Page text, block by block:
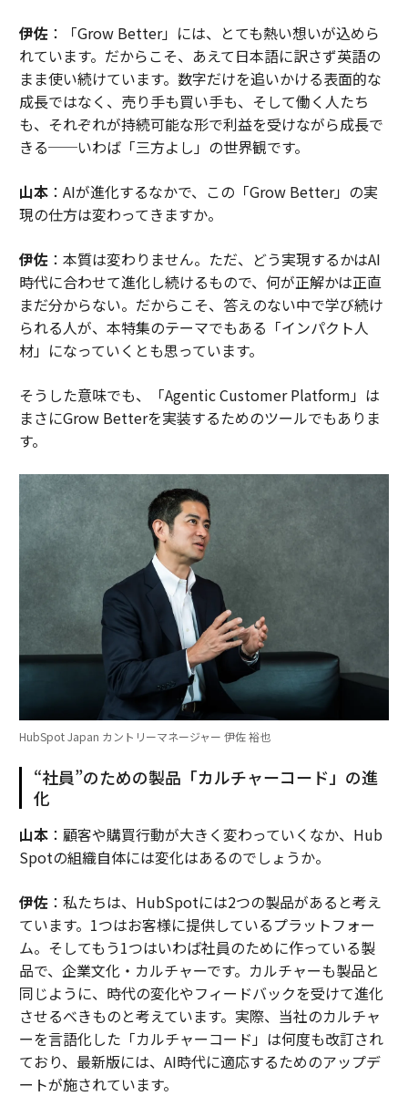
伊佐：「Grow Better」には、とても熱い想いが込めら
れています。だからこそ、あえて日本語に訳さず英語の
まま使い続けています。数字だけを追いかける表面的な
成長ではなく、売り手も買い手も、そして働く人たち
も、それぞれが持続可能な形で利益を受けながら成長で
きる──いわば「三方よし」の世界観です。
山本：AIが進化するなかで、この「Grow Better」の実
現の仕方は変わってきますか。
伊佐：本質は変わりません。ただ、どう実現するかはAI
時代に合わせて進化し続けるもので、何が正解かは正直
まだ分からない。だからこそ、答えのない中で学び続け
られる人が、本特集のテーマでもある「インパクト人
材」になっていくとも思っています。
そうした意味でも、「Agentic Customer Platform」は
まさにGrow Betterを実装するためのツールでもありま
す。
HubSpot Japan カントリーマネージャー 伊佐 裕也
“社員”のための製品「カルチャーコード」の進
化
山本：顧客や購買行動が大きく変わっていくなか、Hub
Spotの組織自体には変化はあるのでしょうか。
伊佐：私たちは、HubSpotには2つの製品があると考え
ています。1つはお客様に提供しているプラットフォー
ム。そしてもう1つはいわば社員のために作っている製
品で、企業文化・カルチャーです。カルチャーも製品と
同じように、時代の変化やフィードバックを受けて進化
させるべきものと考えています。実際、当社のカルチャ
ーを言語化した「カルチャーコード」は何度も改訂され
ており、最新版には、AI時代に適応するためのアップデ
ートが施されています。